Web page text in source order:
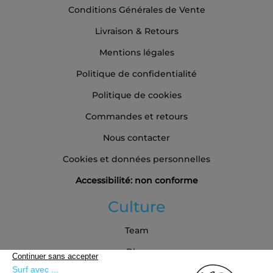
Conditions Générales de Vente
Livraison & Retours
Mentions légales
Politique de confidentialité
Politique de cookies
Commandes et retours
Nous contacter
Cookies et données personnelles
Accessibilité: non conforme
Culture
Team
Blog